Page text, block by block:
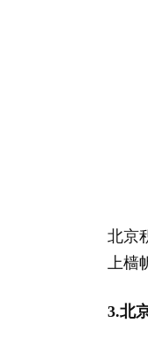
北京
上樯
3.北